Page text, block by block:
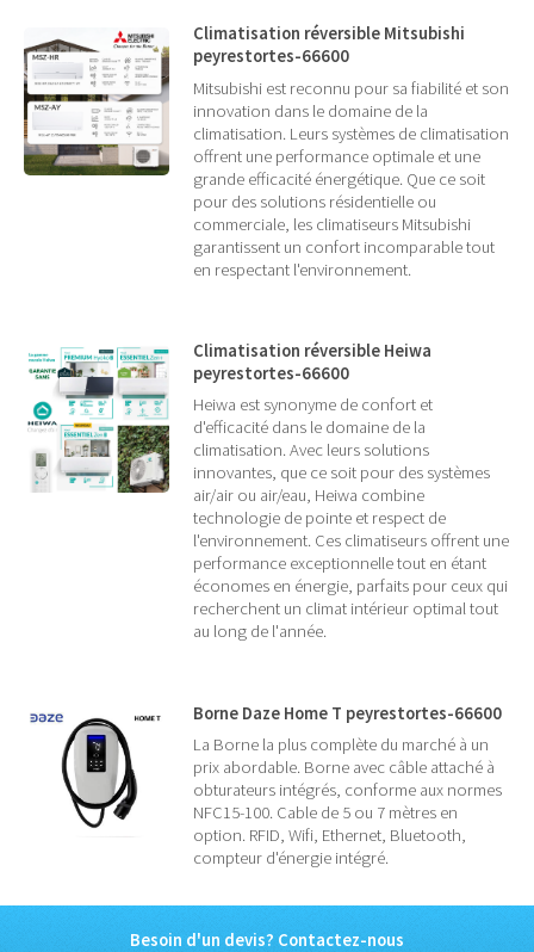
Climatisation réversible Mitsubishi
peyrestortes-66600
Mitsubishi est reconnu pour sa fiabilité et son
innovation dans le domaine de la
climatisation. Leurs systèmes de climatisation
offrent une performance optimale et une
grande efficacité énergétique. Que ce soit
pour des solutions résidentielle ou
commerciale, les climatiseurs Mitsubishi
garantissent un confort incomparable tout
en respectant l'environnement.
Climatisation réversible Heiwa
peyrestortes-66600
Heiwa est synonyme de confort et
d'efficacité dans le domaine de la
climatisation. Avec leurs solutions
innovantes, que ce soit pour des systèmes
air/air ou air/eau, Heiwa combine
technologie de pointe et respect de
l'environnement. Ces climatiseurs offrent une
performance exceptionnelle tout en étant
économes en énergie, parfaits pour ceux qui
recherchent un climat intérieur optimal tout
au long de l'année.
Borne Daze Home T peyrestortes-66600
La Borne la plus complète du marché à un
prix abordable. Borne avec câble attaché à
obturateurs intégrés, conforme aux normes
NFC15-100. Cable de 5 ou 7 mètres en
option. RFID, Wifi, Ethernet, Bluetooth,
compteur d'énergie intégré.
Besoin d'un devis? Contactez-nous